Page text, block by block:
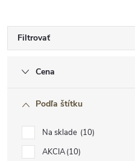
Filtrovať
Cena
Podľa štítku
Na sklade 10
AKCIA 10